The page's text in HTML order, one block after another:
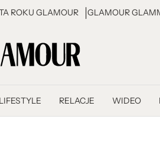
ROKU GLAMOUR GLAMOUR
LIFESTYLE RELACJE WIDEO